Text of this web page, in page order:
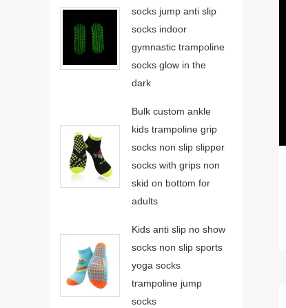
socks jump anti slip
socks indoor
gymnastic trampoline
socks glow in the
dark
Bulk custom ankle
kids trampoline grip
socks non slip slipper
socks with grips non
skid on bottom for
adults
Kids anti slip no show
socks non slip sports
yoga socks
trampoline jump
socks